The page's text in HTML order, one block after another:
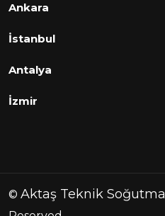
Ankara
İstanbul
Antalya
İzmir
© Aktaş Teknik Soğutma